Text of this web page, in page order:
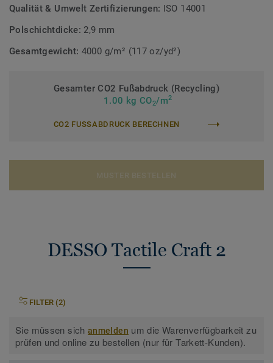
Teppichfliesen
Qualität & Umwelt Zertifizierungen: ISO 14001
Polschichtdicke: 2,9 mm
Gesamtgewicht: 4000 g/m² (117 oz/yd²)
Gesamter CO2 Fußabdruck (Recycling)
1.00 kg CO2/m2
CO2 FUSSABDRUCK BERECHNEN
DESSO Tactile Craft 2
FILTER (2)
Sie müssen sichanmelden um die Warenverfügbarkeit zu
prüfen und online zu bestellen (nur für Tarkett-Kunden).